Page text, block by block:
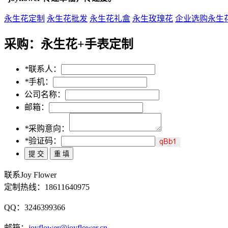
永生花定制 永生花批发 永生花礼盒 永生玫瑰花 企业选购永生
采购： 永生花+手表定制
*联系人：
*手机：
公司名称：
邮箱：
*采购意向：
*验证码：
联系Joy Flower
定制热线： 18611640975
QQ：3246399366